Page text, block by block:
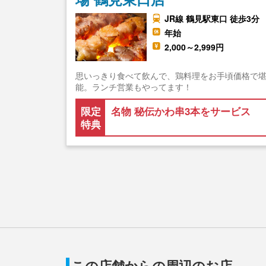
JR線 鶴見駅東口 徒歩3分
年始
2,000～2,999円
思いっきり食べて飲んで、鶏料理をお手頃価格で堪
能。ランチ営業もやってます！
限定
特典
名物 秘伝かわ串3本をサービス